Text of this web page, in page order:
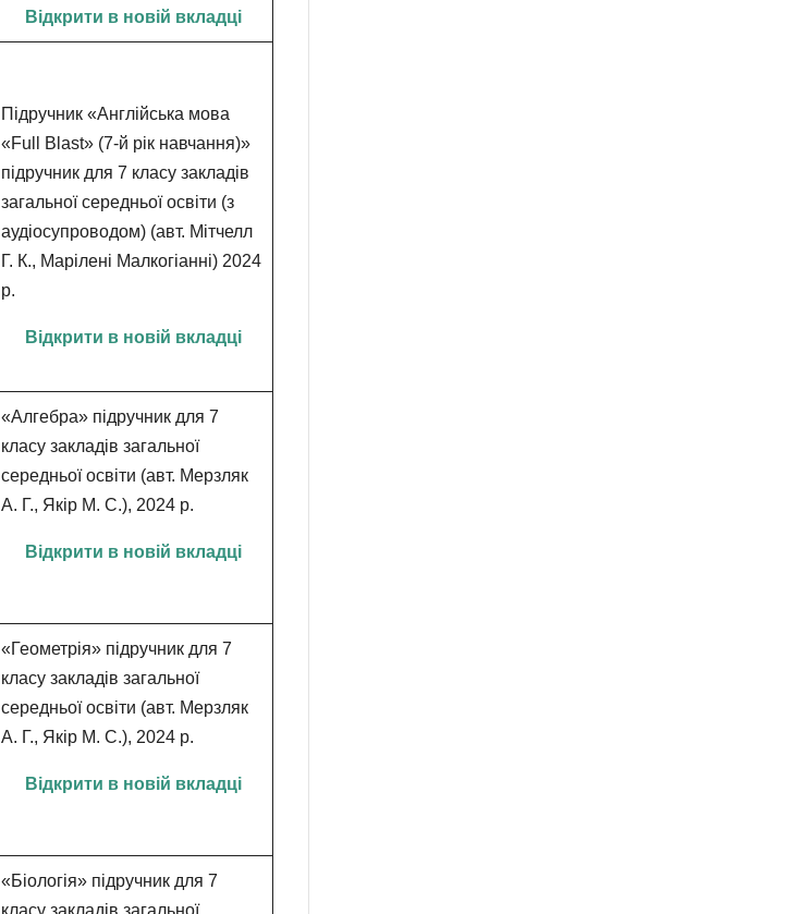
Відкрити в новій вкладці
Підручник «Англійська мова
«Full Blast» (7-й рік навчання)»
підручник для 7 класу закладів
загальної середньої освіти (з
аудіосупроводом) (авт. Мітчелл
Г. К., Марілені Малкогіанні) 2024
р.
Відкрити в новій вкладці
«Алгебра» підручник для 7
класу закладів загальної
середньої освіти (авт. Мерзляк
А. Г., Якір М. С.), 2024 р.
Відкрити в новій вкладці
«Геометрія» підручник для 7
класу закладів загальної
середньої освіти (авт. Мерзляк
А. Г., Якір М. С.), 2024 р.
Відкрити в новій вкладці
«Біологія» підручник для 7
класу закладів загальної